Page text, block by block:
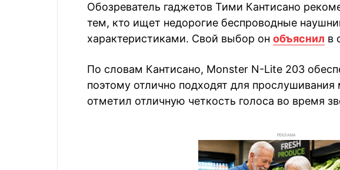
Обозреватель гаджетов Тими Кантисано
тем, кто ищет недорогие беспроводные
характеристиками. Свой выбор он объяснил в
По словам Кантисано, Monster N-Lite 203
поэтому отлично подходят для
отметил отличную четкость голоса во время
РЕКЛАМА